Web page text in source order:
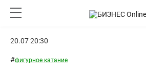
20.07 20:30
#фигурное катание